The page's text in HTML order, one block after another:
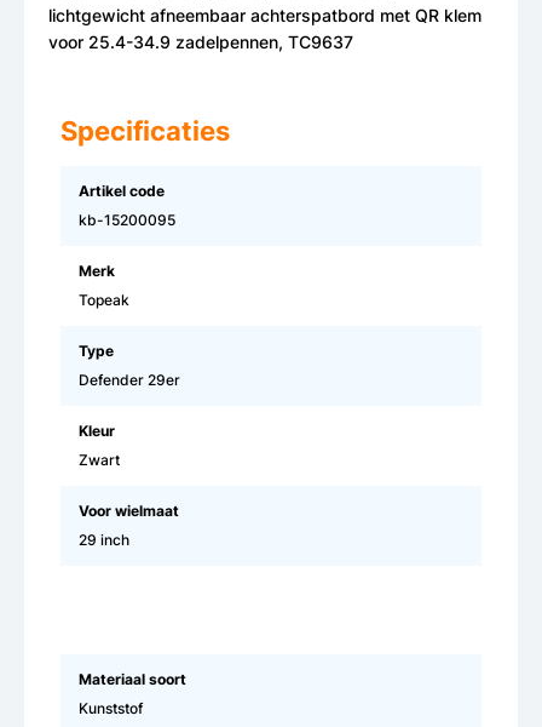
lichtgewicht afneembaar achterspatbord met QR klem
voor 25.4-34.9 zadelpennen, TC9637
Specificaties
Artikel code
kb-15200095
Merk
Topeak
Type
Defender 29er
Kleur
Zwart
Voor wielmaat
29 inch
Materiaal soort
Kunststof